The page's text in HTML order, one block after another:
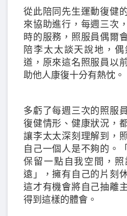
從此陪同先生運動復健
來協助進行，每週三次
時的服務，照服員偶爾
陪李太太談天說地，
道，原來這名照服員以
助他人康復十分有熱忱。
多虧了每週三次的照服
復健情形、健康狀況，
讓李太太深刻理解到，
自己一個人是不夠的。
保留一點自我空間，
遠」，擁有自己的片刻
這才有機會將自己抽離
得到這樣的體會。